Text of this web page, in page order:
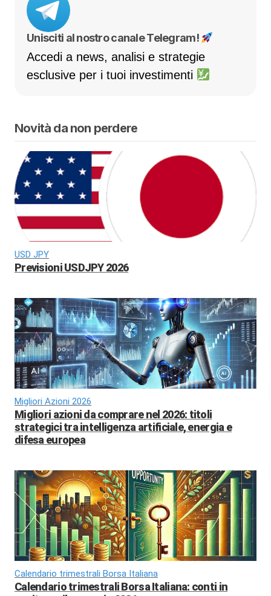
Unisciti al nostro canale Telegram!
Accedi a news, analisi e strategie
esclusive per i tuoi investimenti
Novità da non perdere
USD JPY
Previsioni USDJPY 2026
Migliori Azioni 2026
Migliori azioni da comprare nel 2026: titoli
strategici tra intelligenza artificiale, energia e
difesa europea
Calendario trimestrali Borsa Italiana
Calendario trimestrali Borsa Italiana: conti in